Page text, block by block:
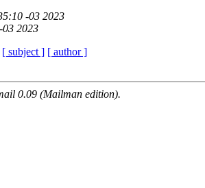
-03 2023
03 2023
[ subject ] [ author ]
0.09 (Mailman edition).